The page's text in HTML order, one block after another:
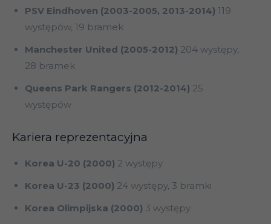
PSV Eindhoven (2003-2005, 2013-2014) 119
występów, 19 bramek
Manchester United (2005-2012) 204 występy,
28 bramek
Queens Park Rangers (2012-2014) 25
występów
Kariera reprezentacyjna
Korea U-20 (2000) 2 występy
Korea U-23 (2000) 24 występy, 3 bramki
Korea Olimpijska (2000) 3 występy